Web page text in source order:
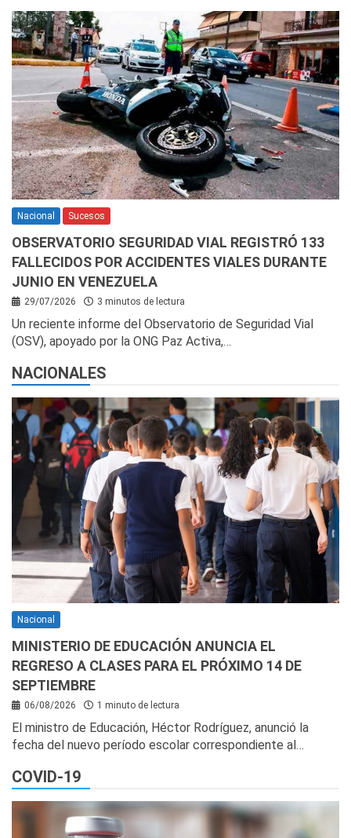
Nacional Sucesos
OBSERVATORIO SEGURIDAD VIAL REGISTRÓ 133
FALLECIDOS POR ACCIDENTES VIALES DURANTE
JUNIO EN VENEZUELA
29/07/2026 3 minutos de lectura
Un reciente informe del Observatorio de Seguridad Vial
(OSV), apoyado por la ONG Paz Activa,…
NACIONALES
Nacional
MINISTERIO DE EDUCACIÓN ANUNCIA EL
REGRESO A CLASES PARA EL PRÓXIMO 14 DE
SEPTIEMBRE
06/08/2026 1 minuto de lectura
El ministro de Educación, Héctor Rodríguez, anunció la
fecha del nuevo período escolar correspondiente al…
COVID-19